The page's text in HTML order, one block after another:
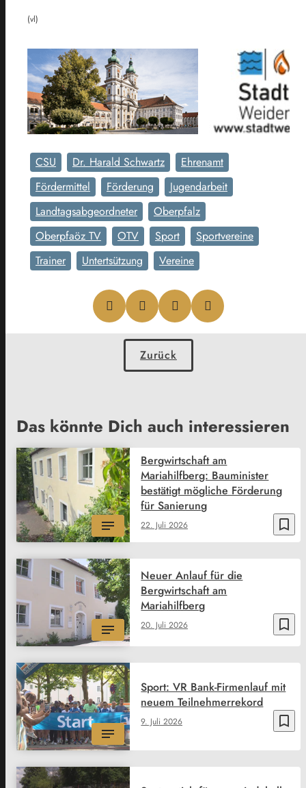
(vl)
CSU Dr. Harald Schwartz
Ehrenamt
Fördermittel
Förderung
Jugendarbeit
Landtagsabgeordneter
Oberpfalz
Oberpfaöz TV
OTV Sport
Sportvereine
Trainer
Untertsützung Vereine
Zurück
Das könnte Dich auch interessieren
bookmark_border
22. Juli 2026
Bergwirtschaft am
Mariahilfberg: Bauminister
bestätigt mögliche Förderung
für Sanierung
bookmark_border
20. Juli 2026
Neuer Anlauf für die
Bergwirtschaft am
Mariahilfberg
bookmark_border
9. Juli 2026
Sport: VR Bank-Firmenlauf mit
neuem Teilnehmerrekord